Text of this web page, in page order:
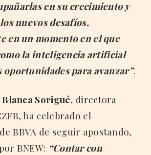
en su crecimiento y
nuevos desafíos,
en un momento en el que
la inteligencia artificial
oportunidades para avanzar”.
Blanca Sorigué, directora
ha celebrado el
BBVA de seguir apostando,
BNEW: “Contar con